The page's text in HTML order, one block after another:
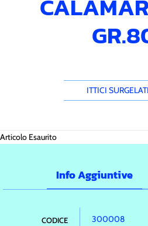
ITTICI
Articolo Esaurito
Info Aggiuntive
CODICE 300008